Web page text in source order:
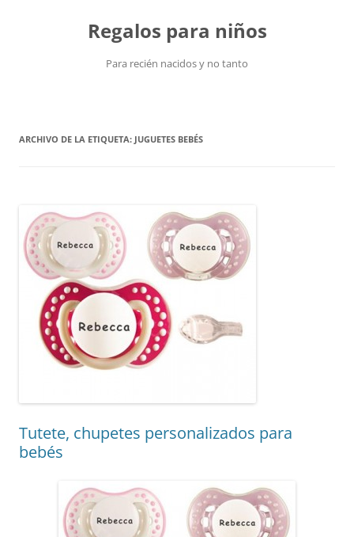
Regalos para niños
Para recién nacidos y no tanto
ARCHIVO DE LA ETIQUETA: JUGUETES BEBÉS
Tutete, chupetes personalizados para
bebés